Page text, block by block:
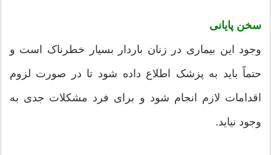
سخن پایانی
وجود این بیماری در زنان باردار بسیار خطرناک است و
حتماً باید به پزشک اطلاع داده شود تا در صورت لزوم
اقدامات لازم انجام شود و برای فرد مشکلات جدی به
وجود نیاید.